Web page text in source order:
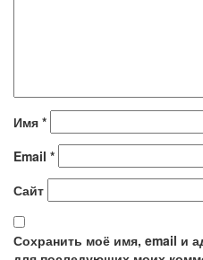
Имя *
Email *
Сайт
Сохранить моё имя, email и